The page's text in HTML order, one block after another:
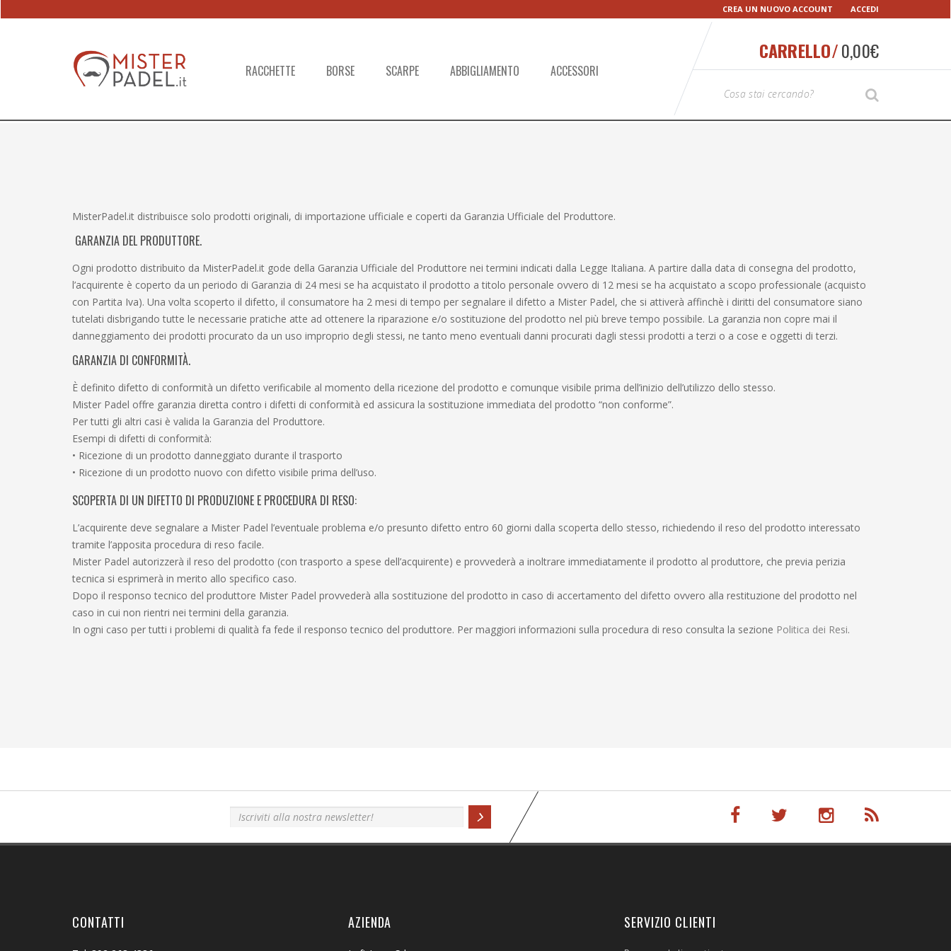
CREA UN NUOVO ACCOUNT ACCEDI
CARRELLO/0,00€
p
r
c
h
RACCHETTE BORSE SCARPE ABBIGLIAMENTO ACCESSORI
MisterPadel.it distribuisce solo prodotti originali, di importazione ufficiale e coperti da Garanzia Ufficiale del Produttore.
GARANZIA DEL PRODUTTORE.
Ogni prodotto distribuito da MisterPadel.it gode della Garanzia Ufficiale del Produttore nei termini indicati dalla Legge Italiana. A partire dalla data di consegna del prodotto,
l’acquirente è coperto da un periodo di Garanzia di 24 mesi se ha acquistato il prodotto a titolo personale ovvero di 12 mesi se ha acquistato a scopo professionale (acquisto
con Partita Iva). Una volta scoperto il difetto, il consumatore ha 2 mesi di tempo per segnalare il difetto a Mister Padel, che si attiverà affinchè i diritti del consumatore siano
tutelati disbrigando tutte le necessarie pratiche atte ad ottenere la riparazione e/o sostituzione del prodotto nel più breve tempo possibile. La garanzia non copre mai il
danneggiamento dei prodotti procurato da un uso improprio degli stessi, ne tanto meno eventuali danni procurati dagli stessi prodotti a terzi o a cose e oggetti di terzi.
GARANZIA DI CONFORMITÀ.
È definito difetto di conformità un difetto verificabile al momento della ricezione del prodotto e comunque visibile prima dell’inizio dell’utilizzo dello stesso.
Mister Padel offre garanzia diretta contro i difetti di conformità ed assicura la sostituzione immediata del prodotto “non conforme”.
Per tutti gli altri casi è valida la Garanzia del Produttore.
Esempi di difetti di conformità:
• Ricezione di un prodotto danneggiato durante il trasporto
• Ricezione di un prodotto nuovo con difetto visibile prima dell’uso.
SCOPERTA DI UN DIFETTO DI PRODUZIONE E PROCEDURA DI RESO:
L’acquirente deve segnalare a Mister Padel l’eventuale problema e/o presunto difetto entro 60 giorni dalla scoperta dello stesso, richiedendo il reso del prodotto interessato
tramite l’apposita procedura di reso facile.
Mister Padel autorizzerà il reso del prodotto (con trasporto a spese dell’acquirente) e provvederà a inoltrare immediatamente il prodotto al produttore, che previa perizia
tecnica si esprimerà in merito allo specifico caso.
Dopo il responso tecnico del produttore Mister Padel provvederà alla sostituzione del prodotto in caso di accertamento del difetto ovvero alla restituzione del prodotto nel
caso in cui non rientri nei termini della garanzia.
In ogni caso per tutti i problemi di qualità fa fede il responso tecnico del produttore. Per maggiori informazioni sulla procedura di reso consulta la sezione Politica dei Resi.
CONTATTI AZIENDA SERVIZIO CLIENTI